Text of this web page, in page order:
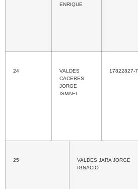
ENRIQUE
24
VALDES
CACERES
JORGE
ISMAEL
17822827-7
25
VALDES JARA JORGE
IGNACIO